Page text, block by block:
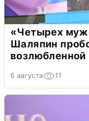
«Четырех
Шаляпин
возлюбленной
6 августа 11